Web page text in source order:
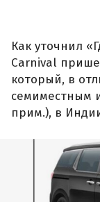
Как уточнил
Carnival
который, в
семиместным
прим.), в